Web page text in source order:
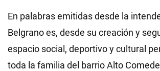
En palabras emitidas desde la
Belgrano es, desde su creación y
espacio social, deportivo y cultural
toda la familia del barrio Alto